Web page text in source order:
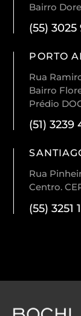
Bairro
(55) 3025
PORTO
Rua
Bairro
Prédio
(51) 3239
Rua
Centro.
(55) 3251